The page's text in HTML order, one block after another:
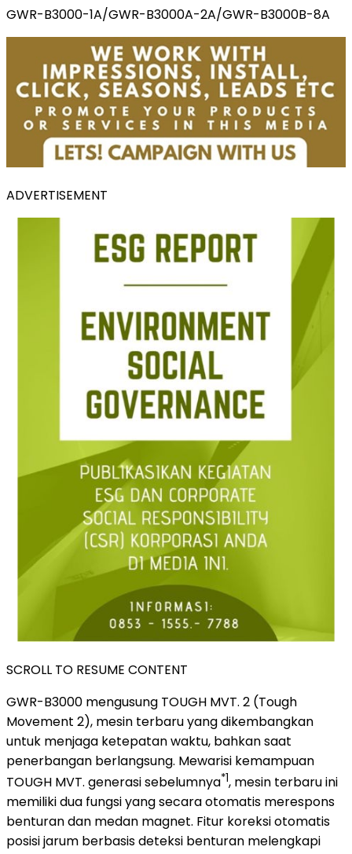
GWR-B3000-1A/GWR-B3000A-2A/GWR-B3000B-8A
ADVERTISEMENT
SCROLL TO RESUME CONTENT
GWR-B3000 mengusung TOUGH MVT. 2 (Tough
Movement 2), mesin terbaru yang dikembangkan
untuk menjaga ketepatan waktu, bahkan saat
penerbangan berlangsung. Mewarisi kemampuan
TOUGH MVT. generasi sebelumnya*1, mesin terbaru ini
memiliki dua fungsi yang secara otomatis merespons
benturan dan medan magnet. Fitur koreksi otomatis
posisi jarum berbasis deteksi benturan melengkapi